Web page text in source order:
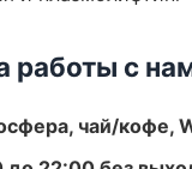
работы с
чай/кофе,